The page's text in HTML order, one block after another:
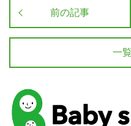
前の記事
一